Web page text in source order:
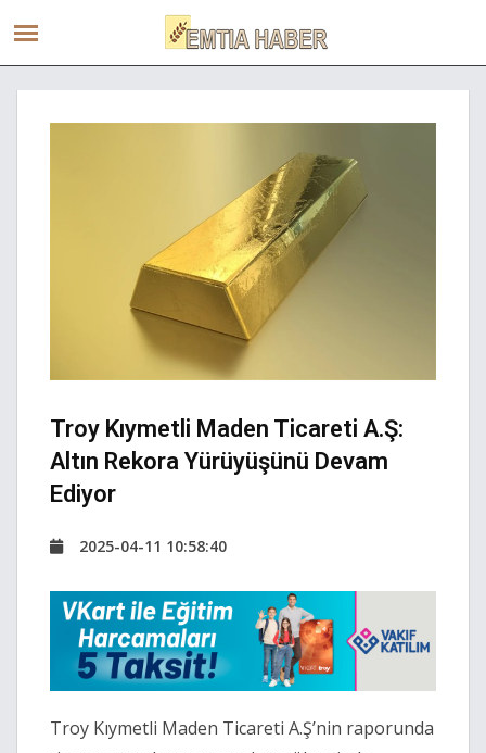
Troy Kıymetli Maden Ticareti A.Ş:
Altın Rekora Yürüyüşünü Devam
Ediyor
2025-04-11 10:58:40
Troy Kıymetli Maden Ticareti A.Ş’nin raporunda